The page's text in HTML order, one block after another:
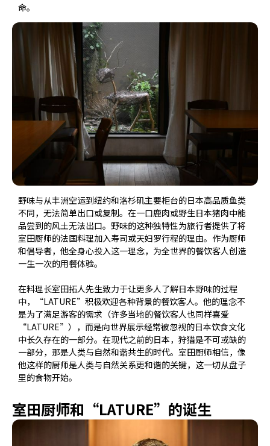
命。
野味与从丰洲空运到纽约和洛杉矶主要柜台的日本高品质鱼类
不同，无法简单出口或复制。在一口鹿肉或野生日本猪肉中能
品尝到的风土无法出口。野味的这种独特性为旅行者提供了将
室田厨师的法国料理加入寿司或天妇罗行程的理由。作为厨师
和倡导者，他全身心投入这一理念，为全世界的餐饮客人创造
一生一次的用餐体验。
在料理长室田拓人先生致力于让更多人了解日本野味的过程
中，“LATURE”积极欢迎各种背景的餐饮客人。他的理念不
是为了满足游客的需求（许多当地的餐饮客人也同样喜爱
“LATURE”），而是向世界展示经常被忽视的日本饮食文化
中长久存在的一部分。在现代之前的日本，狩猎是不可或缺的
一部分，那是人类与自然和谐共生的时代。室田厨师相信，像
他这样的厨师是人类与自然关系更和谐的关键，这一切从盘子
里的食物开始。
室田厨师和“LATURE”的诞生